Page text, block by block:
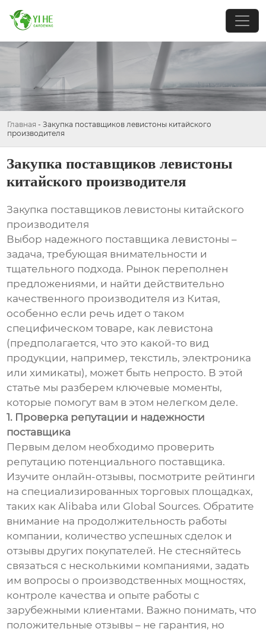
Главная - Закупка поставщиков левистоны китайского
производителя
Закупка поставщиков левистоны
китайского производителя
Закупка поставщиков левистоны китайского
производителя
Выбор надежного поставщика левистоны –
задача, требующая внимательности и
тщательного подхода. Рынок переполнен
предложениями, и найти действительно
качественного производителя из Китая,
особенно если речь идет о таком
специфическом товаре, как левистона
(предполагается, что это какой-то вид
продукции, например, текстиль, электроника
или химикаты), может быть непросто. В этой
статье мы разберем ключевые моменты,
которые помогут вам в этом нелегком деле.
1. Проверка репутации и надежности
поставщика
Первым делом необходимо проверить
репутацию потенциального поставщика.
Изучите онлайн-отзывы, посмотрите рейтинги
на специализированных торговых площадках,
таких как Alibaba или Global Sources. Обратите
внимание на продолжительность работы
компании, количество успешных сделок и
отзывы других покупателей. Не стесняйтесь
связаться с несколькими компаниями, задать
им вопросы о производственных мощностях,
контроле качества и опыте работы с
зарубежными клиентами. Важно понимать, что
положительные отзывы – не гарантия, но